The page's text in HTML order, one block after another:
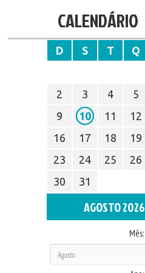
CALENDÁRIO
D S T Q
2
3 4 5
9
10 11 12
16
17 18 19
23
24 25 26
30
31
AGOSTO 2026
Mês: